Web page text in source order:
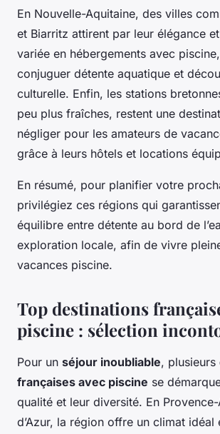
En Nouvelle-Aquitaine, des villes
et Biarritz attirent par leur élégance
variée en hébergements avec
conjuguer détente aquatique et
culturelle. Enfin, les stations
peu plus fraîches, restent une
négliger pour les amateurs de
grâce à leurs hôtels et locations
En résumé, pour planifier votre
privilégiez ces régions qui
équilibre entre détente au bord de
exploration locale, afin de vivre
vacances piscine.
Top destinations
piscine : sélection
Pour un séjour inoubliable, plusieurs
françaises avec piscine se
qualité et leur diversité. En
d’Azur, la région offre un climat idéal